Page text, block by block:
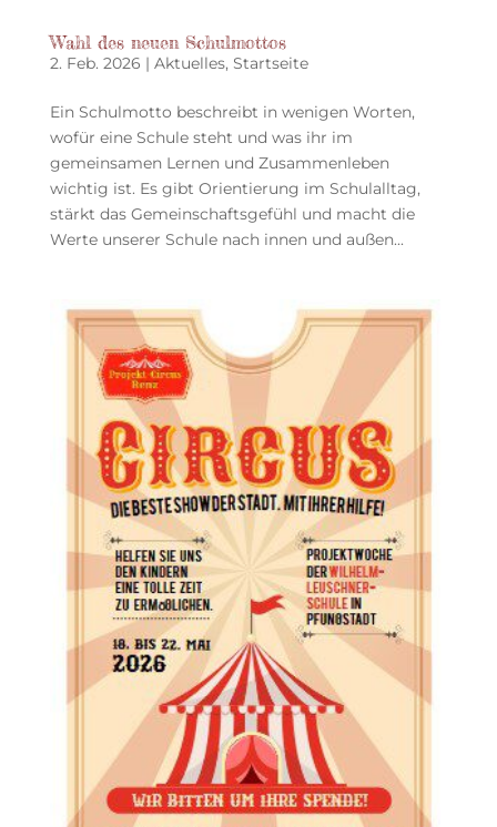
Wahl des neuen Schulmottos
2. Feb. 2026 | Aktuelles, Startseite
Ein Schulmotto beschreibt in wenigen Worten,
wofür eine Schule steht und was ihr im
gemeinsamen Lernen und Zusammenleben
wichtig ist. Es gibt Orientierung im Schulalltag,
stärkt das Gemeinschaftsgefühl und macht die
Werte unserer Schule nach innen und außen...